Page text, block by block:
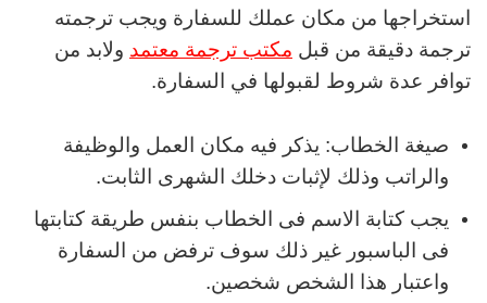
استخراجها من مكان عملك للسفارة ويجب ترجمته
ترجمة دقيقة من قبل مكتب ترجمة معتمد ولابد من
توافر عدة شروط لقبولها في السفارة.
صيغة الخطاب: يذكر فيه مكان العمل والوظيفة
والراتب وذلك لإثبات دخلك الشهرى الثابت.
يجب كتابة الاسم فى الخطاب بنفس طريقة كتابتها
فى الباسبور غير ذلك سوف ترفض من السفارة
واعتبار هذا الشخص شخصين.